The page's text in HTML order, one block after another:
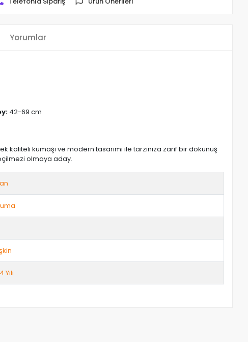
Yorumlar
42-69 cm
kaliteli kumaşı ve modern tasarımı ile tarzınıza zarif bir dokunuş
olmaya aday.
Yılı